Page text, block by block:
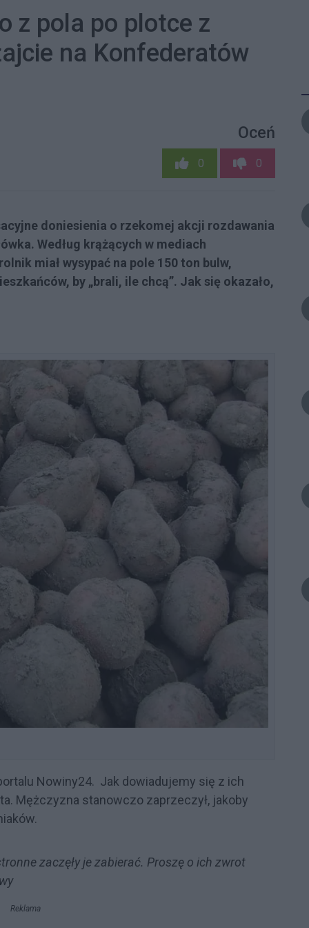
z pola po plotce z
na Konfederatów
Oceń
0 0
doniesienia o rzekomej akcji rozdawania
Według krążących w mediach
miał wysypać na pole 150 ton bulw,
by „brali, ile chcą”. Jak się okazało,
Nowiny24. Jak dowiadujemy się z ich
Mężczyzna stanowczo zaprzeczył, jakoby
zaczęły je zabierać. Proszę o ich zwrot
Reklama